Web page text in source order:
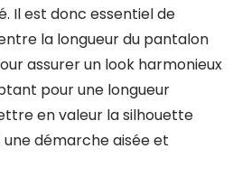
Il est donc essentiel de
la longueur du pantalon
assurer un look harmonieux
pour une longueur
en valeur la silhouette
démarche aisée et